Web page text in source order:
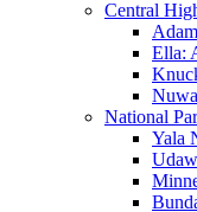
Central
Ella:
National
Yala